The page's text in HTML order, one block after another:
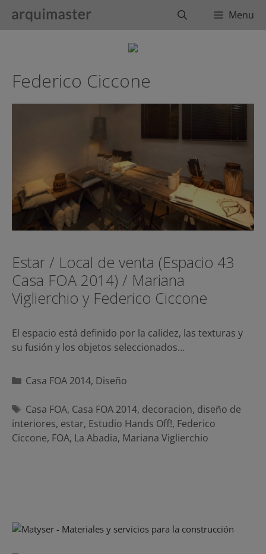
BuscarMenu
Federico Ciccone
Estar / Local de venta (Espacio 43
Casa FOA 2014) / Mariana
Viglierchio y Federico Ciccone
El espacio está definido por la calidez, las texturas y
su fusión y los objetos seleccionados…
Categorías
Casa FOA 2014, Diseño
Etiquetas
Casa FOA, Casa FOA 2014, decoracion, diseño de
interiores, estar, Estudio Hands Off!, Federico
Ciccone, FOA, La Abadia, Mariana Viglierchio